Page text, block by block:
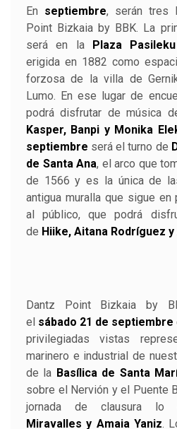
En septiembre, serán tres
Point Bizkaia by BBK. La
será en la
Plaza Pasileku
erigida en 1882 como
forzosa de la villa de
Lumo. En ese lugar de
podrá disfrutar de música
Kasper, Banpi y Monika
septiembre será el turno de
de Santa Ana, el arco que
de 1566 y es la única de
antigua muralla que sigue en
al público, que podrá
de Hiike, Aitana Rodríguez
Dantz Point Bizkaia by
el sábado 21 de septiembre
privilegiadas vistas
marinero e industrial de
de la Basílica de Santa
sobre el Nervión y el Puente
jornada de clausura lo
Miravalles y Amaia Yaniz.